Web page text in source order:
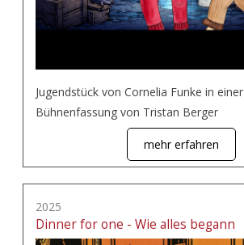
Jugendstück von Cornelia Funke in einer
Bühnenfassung von Tristan Berger
mehr erfahren
2025
Dinner for one - Wie alles begann